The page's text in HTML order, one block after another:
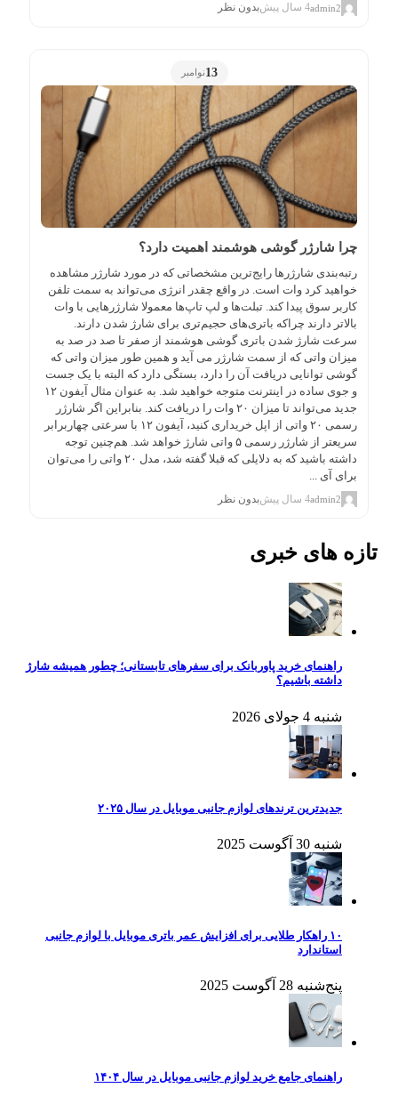
admin24 سال پیش بدون نظر
13نوامبر
چرا شارژر گوشی هوشمند اهمیت دارد؟
رتبه‌بندی شارژرها رایج‌ترین مشخصاتی که در مورد شارژر مشاهده
خواهید کرد وات است. در واقع چقدر انرژی می‌تواند به سمت تلفن
کاربر سوق پیدا کند. تبلت‌ها و لپ تاپ‌ها معمولا شارژرهایی با وات
بالاتر دارند چراکه باتری‌های حجیم‌تری برای شارژ شدن دارند.
سرعت شارژ شدن باتری گوشی هوشمند از صفر تا صد در صد به
میزان واتی که از سمت شارژر می آید و همین طور میزان واتی که
گوشی توانایی دریافت آن را دارد، بستگی دارد که البته با یک جست
و جوی ساده در اینترنت متوجه خواهید شد. به عنوان مثال آیفون ۱۲
جدید می‌تواند تا میزان ۲۰ وات را دریافت کند. بنابراین اگر شارژر
رسمی ۲۰ واتی از اپل خریداری کنید، آیفون ۱۲ با سرعتی چهاربرابر
سریعتر از شارژر رسمی ۵ واتی شارژ خواهد شد. هم‌چنین توجه
داشته باشید که به دلایلی که قبلا گفته شد، مدل ۲۰ واتی را می‌توان
برای آی ...
admin24 سال پیش بدون نظر
تازه های خبری
راهنمای خرید پاوربانک برای سفرهای تابستانی؛ چطور همیشه شارژ
داشته باشیم؟
شنبه 4 جولای 2026
جدیدترین ترندهای لوازم جانبی موبایل در سال ۲۰۲۵
شنبه 30 آگوست 2025
۱۰ راهکار طلایی برای افزایش عمر باتری موبایل با لوازم جانبی
استاندارد
پنج‌شنبه 28 آگوست 2025
راهنمای جامع خرید لوازم جانبی موبایل در سال ۱۴۰۴